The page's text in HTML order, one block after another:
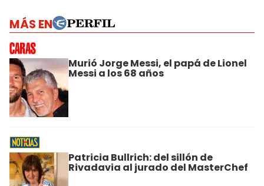
MÁS EN
Murió Jorge Messi, el papá de Lionel
Messi a los 68 años
Patricia Bullrich: del sillón de
Rivadavia al jurado del MasterChef